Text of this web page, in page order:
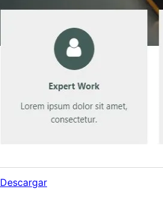
Descargar